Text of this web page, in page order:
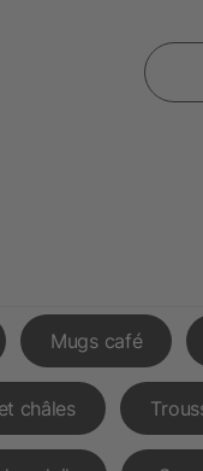
Mugs café
châles